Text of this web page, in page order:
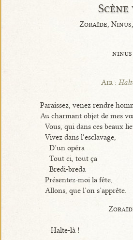
Zoraïde,
ninus
Air :
Paraissez, venez rendre
Au charmant objet de mes
Vous, qui dans ces beaux
Vivez dans l’esclavage,
D’un opéra
Tout ci, tout ça
Bredi-breda
Présentez-moi la fête,
Allons, que l’on s’apprête.
Halte-là !